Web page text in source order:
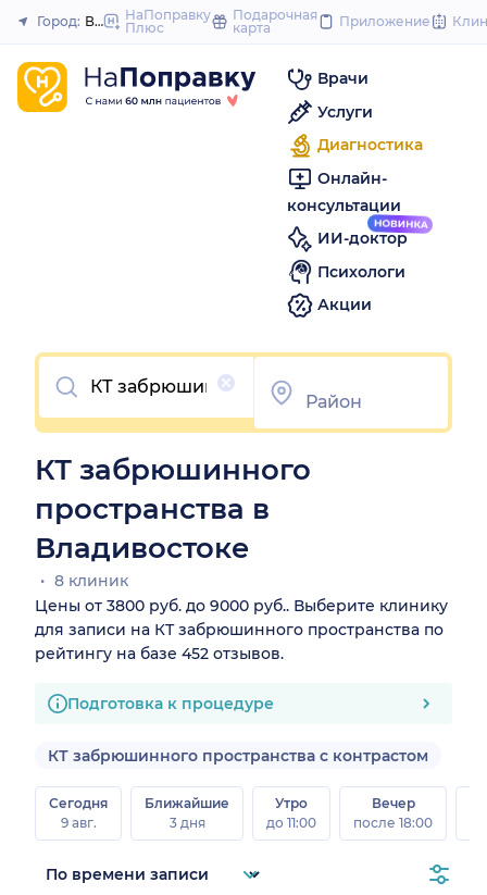
to
Закрыть
Город: Владивосток
НаПоправку
Плюс
Подарочная
карта
Приложение
Врачи
Услуги
Диагностика
Онлайн-
консультации
ИИ-доктор
Психологи
Акции
Очистить
КТ забрюшинного
пространства в
Владивостоке
8 клиник
Цены от 3800 руб. до 9000 руб.. Выберите клинику
для записи на КТ забрюшинного пространства по
рейтингу на базе 452 отзывов.
Подготовка к процедуре
КТ забрюшинного пространства с контрастом
Сегодня
9 авг.
Ближайшие
3 дня
Утро
до 11:00
Вечер
после 18:00